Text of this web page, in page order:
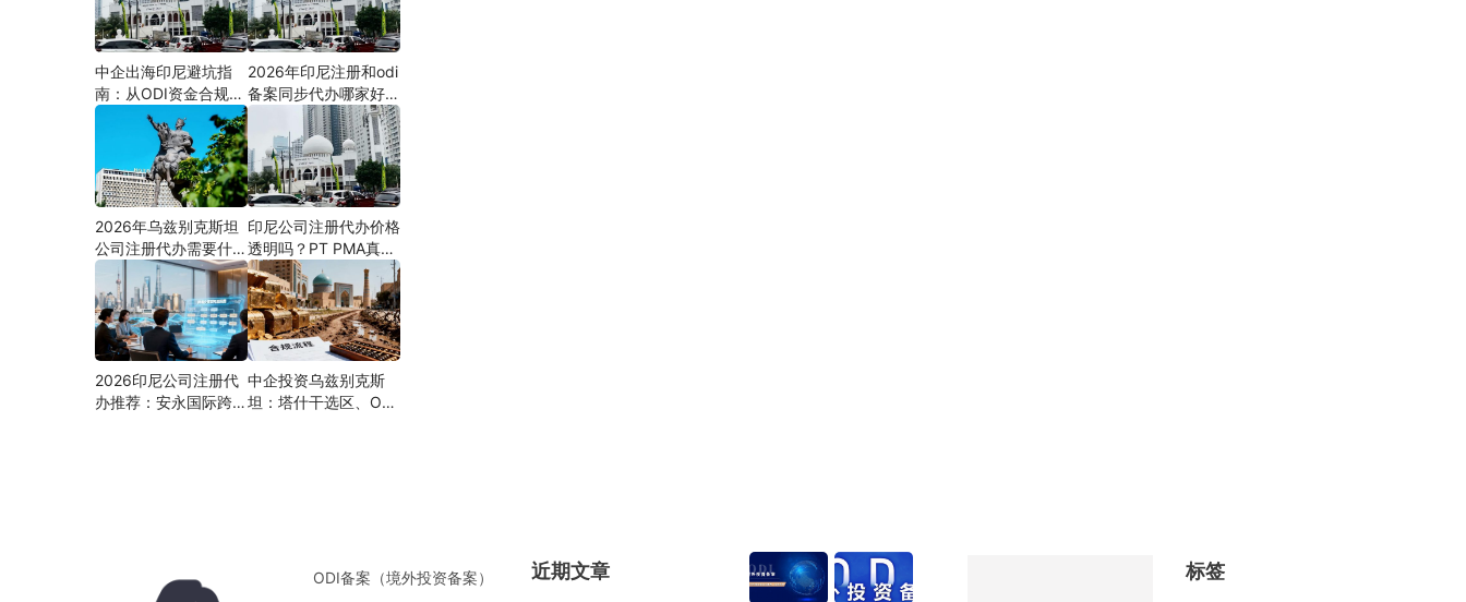
推荐）
障｜安永国际跨境合规
圈
中企出海印尼避坑指
南：从ODI资金合规到
PMA公司设立，为什
么300+出海企业首选
安永国际跨境合规圈？
2026年印尼注册和odi
备案同步代办哪家好？
机构选择指南
2026年乌兹别克斯坦
公司注册代办需要什么
材料？最新清单、流程
与合规指南
印尼公司注册代办价格
透明吗？PT PMA真实
费用拆解与防坑指南
2026印尼公司注册代
办推荐：安永国际跨境
中企投资乌兹别克斯
坦：塔什干选区、ODI
ODI备案（境外投资备案）
近期文章 标签